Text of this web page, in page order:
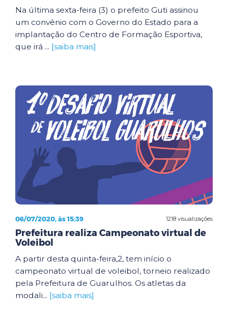
Na última sexta-feira (3) o prefeito Guti assinou
um convênio com o Governo do Estado para a
implantação do Centro de Formação Esportiva,
que irá ... [saiba mais]
1218 visualizações
06/07/2020, às 15:39
Prefeitura realiza Campeonato virtual de
Voleibol
A partir desta quinta-feira,2, tem início o
campeonato virtual de voleibol, torneio realizado
pela Prefeitura de Guarulhos. Os atletas da
modali... [saiba mais]